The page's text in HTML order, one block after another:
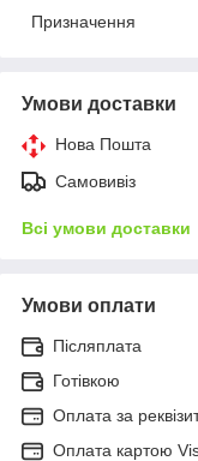
Призначення
Умови доставки
Нова Пошта
Самовивіз
Всі умови доставки
Умови оплати
Післяплата
Готівкою
Оплата за
Оплата картою